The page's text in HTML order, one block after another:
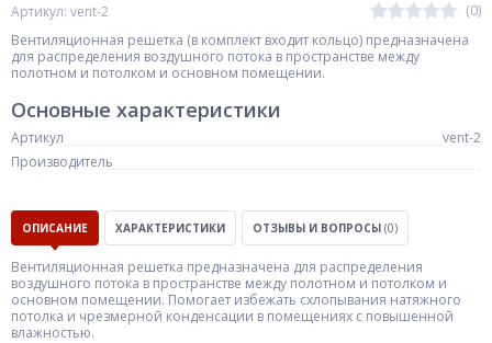
Артикул: vent-2
(0)
Вентиляционная решетка (в комплект входит кольцо) предназначена
для распределения воздушного потока в пространстве между
полотном и потолком и основном помещении.
Основные характеристики
Артикул
vent-2
Производитель
ОПИСАНИЕ ХАРАКТЕРИСТИКИ ОТЗЫВЫ И ВОПРОСЫ (0)
Вентиляционная решетка предназначена для распределения
воздушного потока в пространстве между полотном и потолком и
основном помещении. Помогает избежать схлопывания натяжного
потолка и чрезмерной конденсации в помещениях с повышенной
влажностью.